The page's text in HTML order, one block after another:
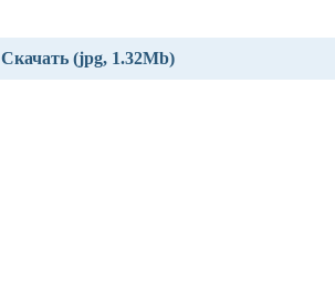
Скачать (jpg, 1.32Mb)